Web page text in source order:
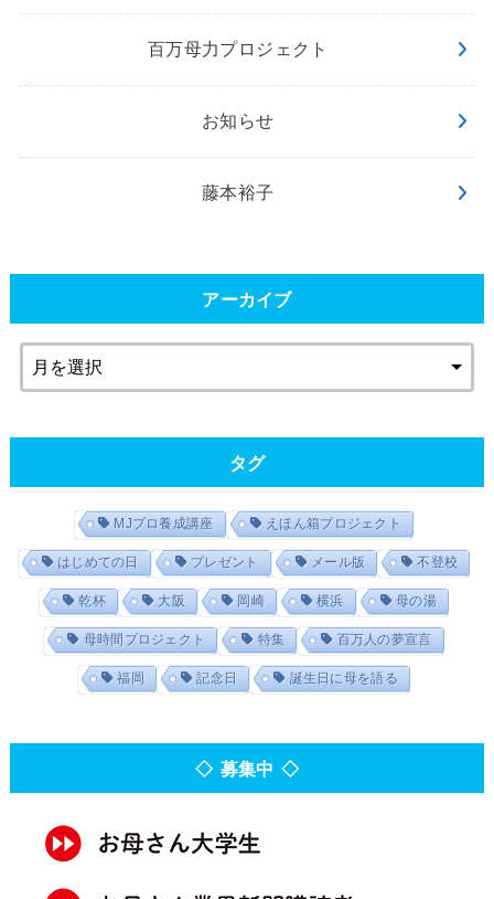
百万母力プロジェクト
お知らせ
藤本裕子
アーカイブ
タグ
MJプロ養成講座 えほん箱プロジェクト
はじめての日 プレゼント メール版 不登校
乾杯 大阪 岡崎 横浜 母の湯
母時間プロジェクト 特集 百万人の夢宣言
福岡 記念日 誕生日に母を語る
◇ 募集中 ◇